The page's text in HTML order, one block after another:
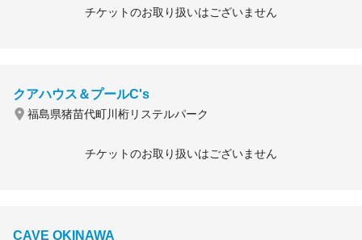
チケットのお取り扱いはございません
クアハウス＆プールC's
福島県猪苗代町川桁リステルパーク
チケットのお取り扱いはございません
CAVE OKINAWA